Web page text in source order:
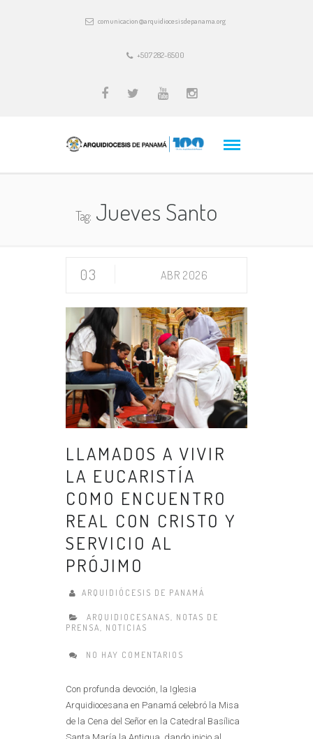
comunicacion@arquidiocesisdepanama.org
+507 282-6500
Tag:Jueves Santo
03 ABR 2026
LLAMADOS A VIVIR
LA EUCARISTÍA
COMO ENCUENTRO
REAL CON CRISTO Y
SERVICIO AL
PRÓJIMO
ARQUIDIÓCESIS DE PANAMÁ
ARQUIDIOCESANAS, NOTAS DE
PRENSA, NOTICIAS
NO HAY COMENTARIOS
Con profunda devoción, la Iglesia
Arquidiocesana en Panamá celebró la Misa
de la Cena del Señor en la Catedral Basílica